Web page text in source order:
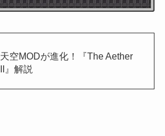
天空MODが進化！『The Aether
II』解説